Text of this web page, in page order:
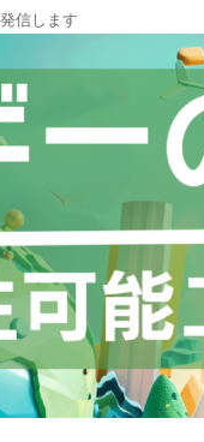
信します